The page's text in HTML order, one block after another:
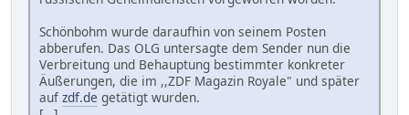
Schönbohm wurde daraufhin von seinem Posten
abberufen. Das OLG untersagte dem Sender nun die
Verbreitung und Behauptung bestimmter konkreter
Äußerungen, die im ,,ZDF Magazin Royale" und später
auf zdf.de getätigt wurden.